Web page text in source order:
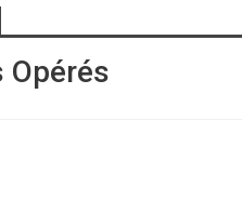
Opérés